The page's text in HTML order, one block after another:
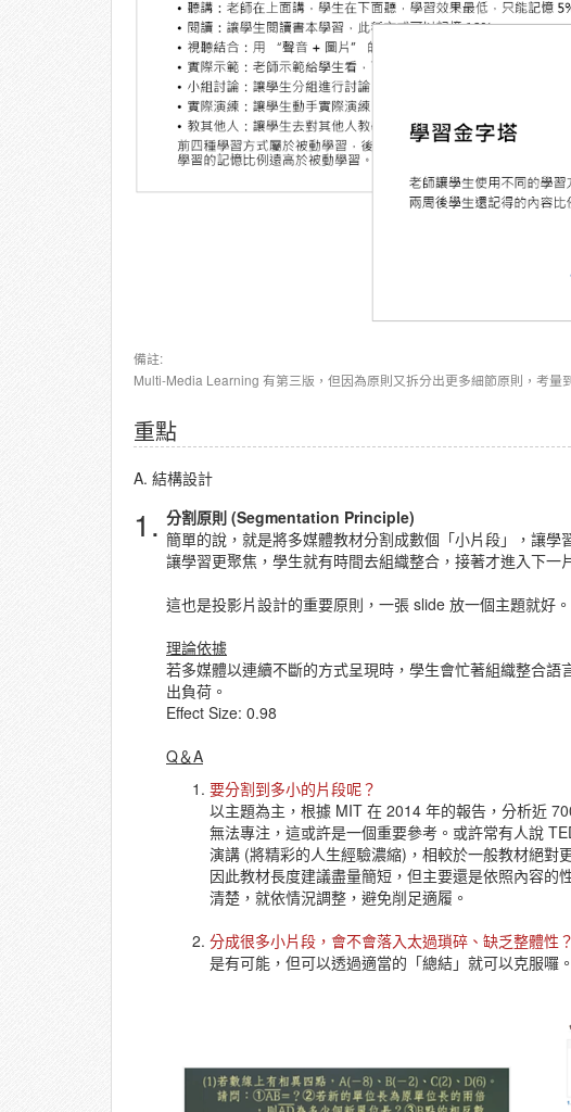
備註:
Multi-Media Learning 有第三版，但因為原則又拆分出更多細節原則，考量
重點
A. 結構設計
1. 分割原則 (Segmentation Principle)
簡單的說，就是將多媒體教材分割成數個「小片段」，讓學
讓學習更聚焦，學生就有時間去組織整合，接著才進入下一
這也是投影片設計的重要原則，一張 slide 放一個主題就好。
理論依據
若多媒體以連續不斷的方式呈現時，學生會忙著組織整合
出負荷。
Effect Size: 0.98
Q＆A
要分割到多小的片段呢？
以主題為主，根據 MIT 在 2014 年的報告，分析近
無法專注，這或許是一個重要參考。或許常有人說
演講 (將精彩的人生經驗濃縮)，相較於一般教材絕對
因此教材長度建議盡量簡短，但主要還是依照內容
清楚，就依情況調整，避免削足適履。
分成很多小片段，會不會落入太過瑣碎、缺乏整體性？
是有可能，但可以透過適當的「總結」就可以克服囉。